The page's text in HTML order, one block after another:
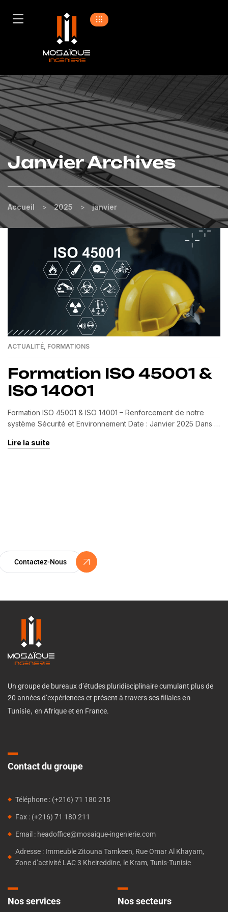
Janvier Archives
Accueil > 2025 > janvier
ACTUALITÉ, FORMATIONS
Formation ISO 45001 &
ISO 14001
Formation ISO 45001 & ISO 14001 – Renforcement de notre
système Sécurité et Environnement Date : Janvier 2025 Dans le
renforcement de notre Système de Management Sécurité et
Lire la suite
Contactez-Nous
Un groupe de bureaux d’études pluridisciplinaire cumulant plus de
20 années d’expériences et présent à travers ses filialesen
Tunisie, en Afrique et en France.
Nos services Nos secteurs
Contact du groupe
Téléphone : (+216) 71 180 215
Fax : (+216) 71 180 211
Email : headoffice@mosaique-ingenierie.com
Adresse : Immeuble Zitouna Tamkeen, Rue Omar Al Khayam,
Zone d’activité LAC 3 Kheireddine, le Kram, Tunis-Tunisie